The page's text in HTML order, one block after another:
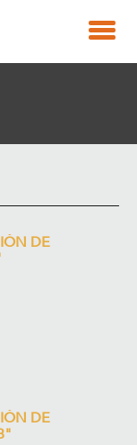
DE
DE